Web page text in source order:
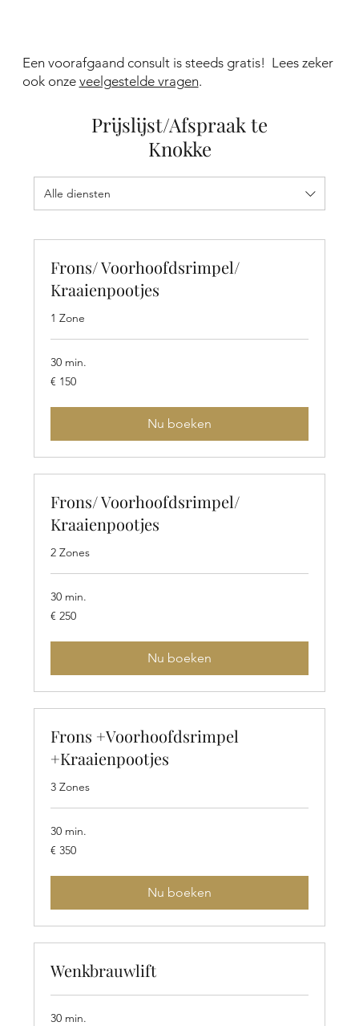
Prijslijst/Afspraak te
Knokke
Alle diensten
Frons/ Voorhoofdsrimpel/
Kraaienpootjes
1 Zone
30 min.
150
euro
€ 150
Nu boeken
Frons/ Voorhoofdsrimpel/
Kraaienpootjes
2 Zones
30 min.
250
euro
€ 250
Nu boeken
Frons +Voorhoofdsrimpel
+Kraaienpootjes
3 Zones
30 min.
350
euro
€ 350
Nu boeken
Wenkbrauwlift
30 min.
Een voorafgaand consult is steeds gratis! Lees zeker
ook onze veelgestelde vragen.